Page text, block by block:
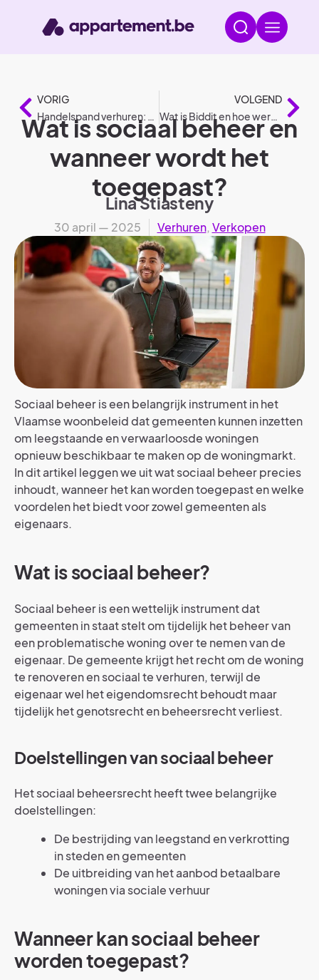
VORIG
Handelspand verhuren: Alles wat je moet weten als verhuurder
VOLGEND
Wat is Biddit en hoe werkt het?
Wat is sociaal beheer en
wanneer wordt het
toegepast?
Lina Stiasteny
30 april — 2025 Verhuren, Verkopen
Sociaal beheer is een belangrijk instrument in het
Vlaamse woonbeleid dat gemeenten kunnen inzetten
om leegstaande en verwaarloosde woningen
opnieuw beschikbaar te maken op de woningmarkt.
In dit artikel leggen we uit wat sociaal beheer precies
inhoudt, wanneer het kan worden toegepast en welke
voordelen het biedt voor zowel gemeenten als
eigenaars.
Wat is sociaal beheer?
Sociaal beheer is een wettelijk instrument dat
gemeenten in staat stelt om tijdelijk het beheer van
een problematische woning over te nemen van de
eigenaar. De gemeente krijgt het recht om de woning
te renoveren en sociaal te verhuren, terwijl de
eigenaar wel het eigendomsrecht behoudt maar
tijdelijk het genotsrecht en beheersrecht verliest.
Doelstellingen van sociaal beheer
Het sociaal beheersrecht heeft twee belangrijke
doelstellingen:
De bestrijding van leegstand en verkrotting
in steden en gemeenten
De uitbreiding van het aanbod betaalbare
woningen via sociale verhuur
Wanneer kan sociaal beheer
worden toegepast?